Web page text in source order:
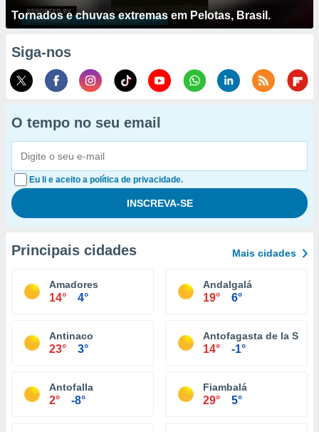
Tornados e chuvas extremas em Pelotas, Brasil.
Siga-nos
O tempo no seu email
Eu li e aceito a política de privacidade.
Principais cidades Mais cidades
Amadores
14° 4°
Andalgalá
19° 6°
Antinaco
23° 3°
Antofagasta de la Sierra
14° -1°
Antofalla
2° -8°
Fiambalá
29° 5°